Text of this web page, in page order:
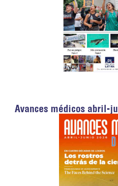
Avances médicos abril-